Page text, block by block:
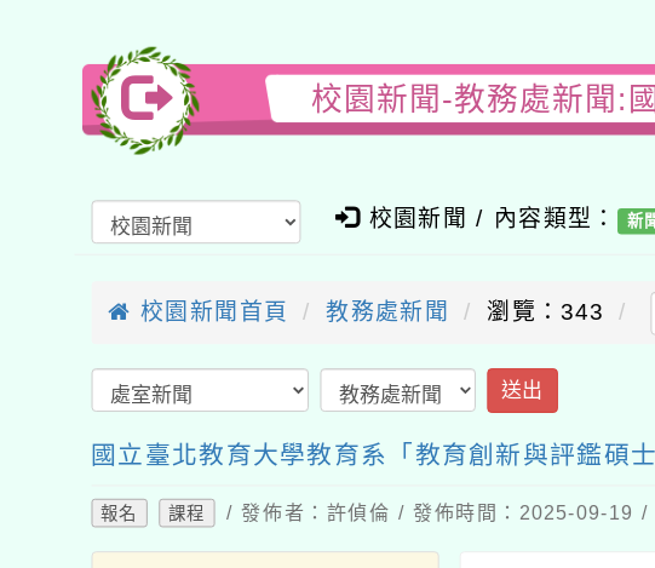
校園新聞-教務處新聞:
校園新聞 / 內容類型： 新
校園新聞首頁 教務處新聞 瀏覽：343
送出
國立臺北教育大學教育系「教育創新與評鑑碩
報名 課程 / 發佈者：許偵倫 / 發佈時間：2025-09-19 /